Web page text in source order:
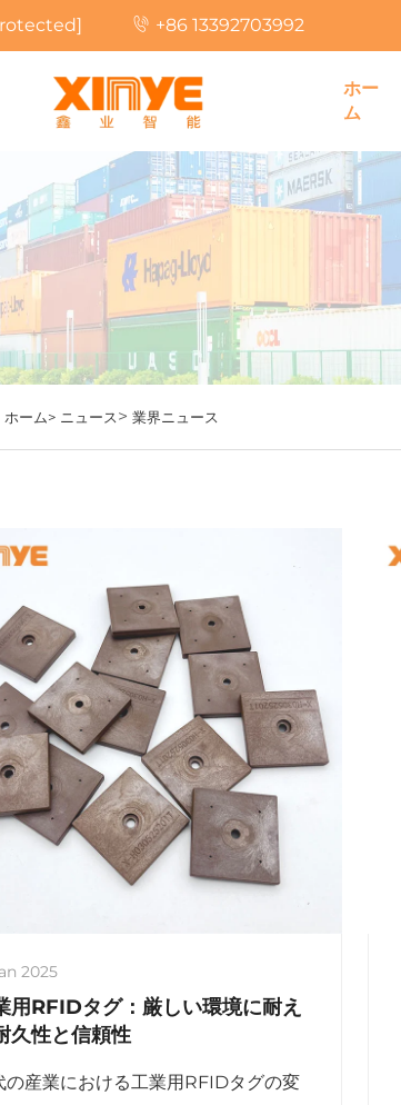
+86 13392703992
ホー
ム
ホーム> ニュース> 業界ニュース
2025
用RFIDタグ：厳しい環境に耐え
久性と信頼性
の産業における工業用RFIDタグの変